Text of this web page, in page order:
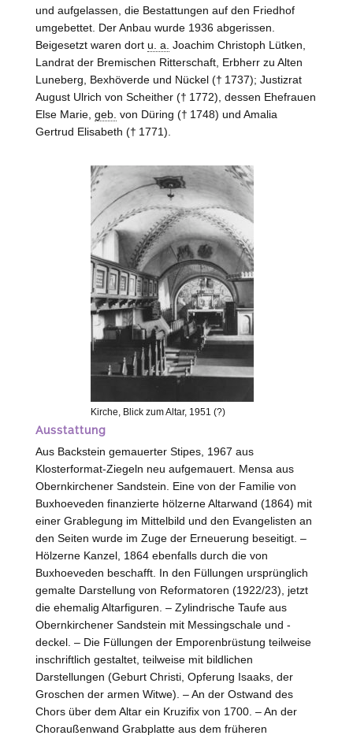
und aufgelassen, die Bestattungen auf den Friedhof
umgebettet. Der Anbau wurde 1936 abgerissen.
Beigesetzt waren dort u. a. Joachim Christoph Lütken,
Landrat der Bremischen Ritterschaft, Erbherr zu Alten
Luneberg, Bexhöverde und Nückel († 1737); Justizrat
August Ulrich von Scheither(† 1772), dessen Ehefrauen
Else Marie, geb. von Düring († 1748) und Amalia
Gertrud Elisabeth († 1771).
Kirche, Blick zum Altar, 1951 (?)
Ausstattung
Aus Backstein gemauerter Stipes, 1967 aus
Klosterformat-Ziegeln neu aufgemauert. Mensa aus
Obernkirchener Sandstein. Eine von der Familie von
Buxhoeveden finanzierte hölzerne Altarwand (1864) mit
einer Grablegung im Mittelbild und den Evangelisten an
den Seiten wurde im Zuge der Erneuerung beseitigt. –
Hölzerne Kanzel, 1864 ebenfalls durch die von
Buxhoeveden beschafft. In den Füllungen ursprünglich
gemalte Darstellung von Reformatoren (1922/23), jetzt
die ehemalig Altarfiguren. – Zylindrische Taufe aus
Obernkirchener Sandstein mit Messingschale und -
deckel. – Die Füllungen der Emporenbrüstung teilweise
inschriftlich gestaltet, teilweise mit bildlichen
Darstellungen (Geburt Christi, Opferung Isaaks, der
Groschen der armen Witwe). – An der Ostwand des
Chors über dem Altar ein Kruzifix von 1700. – An der
Choraußenwand Grabplatte aus dem früheren